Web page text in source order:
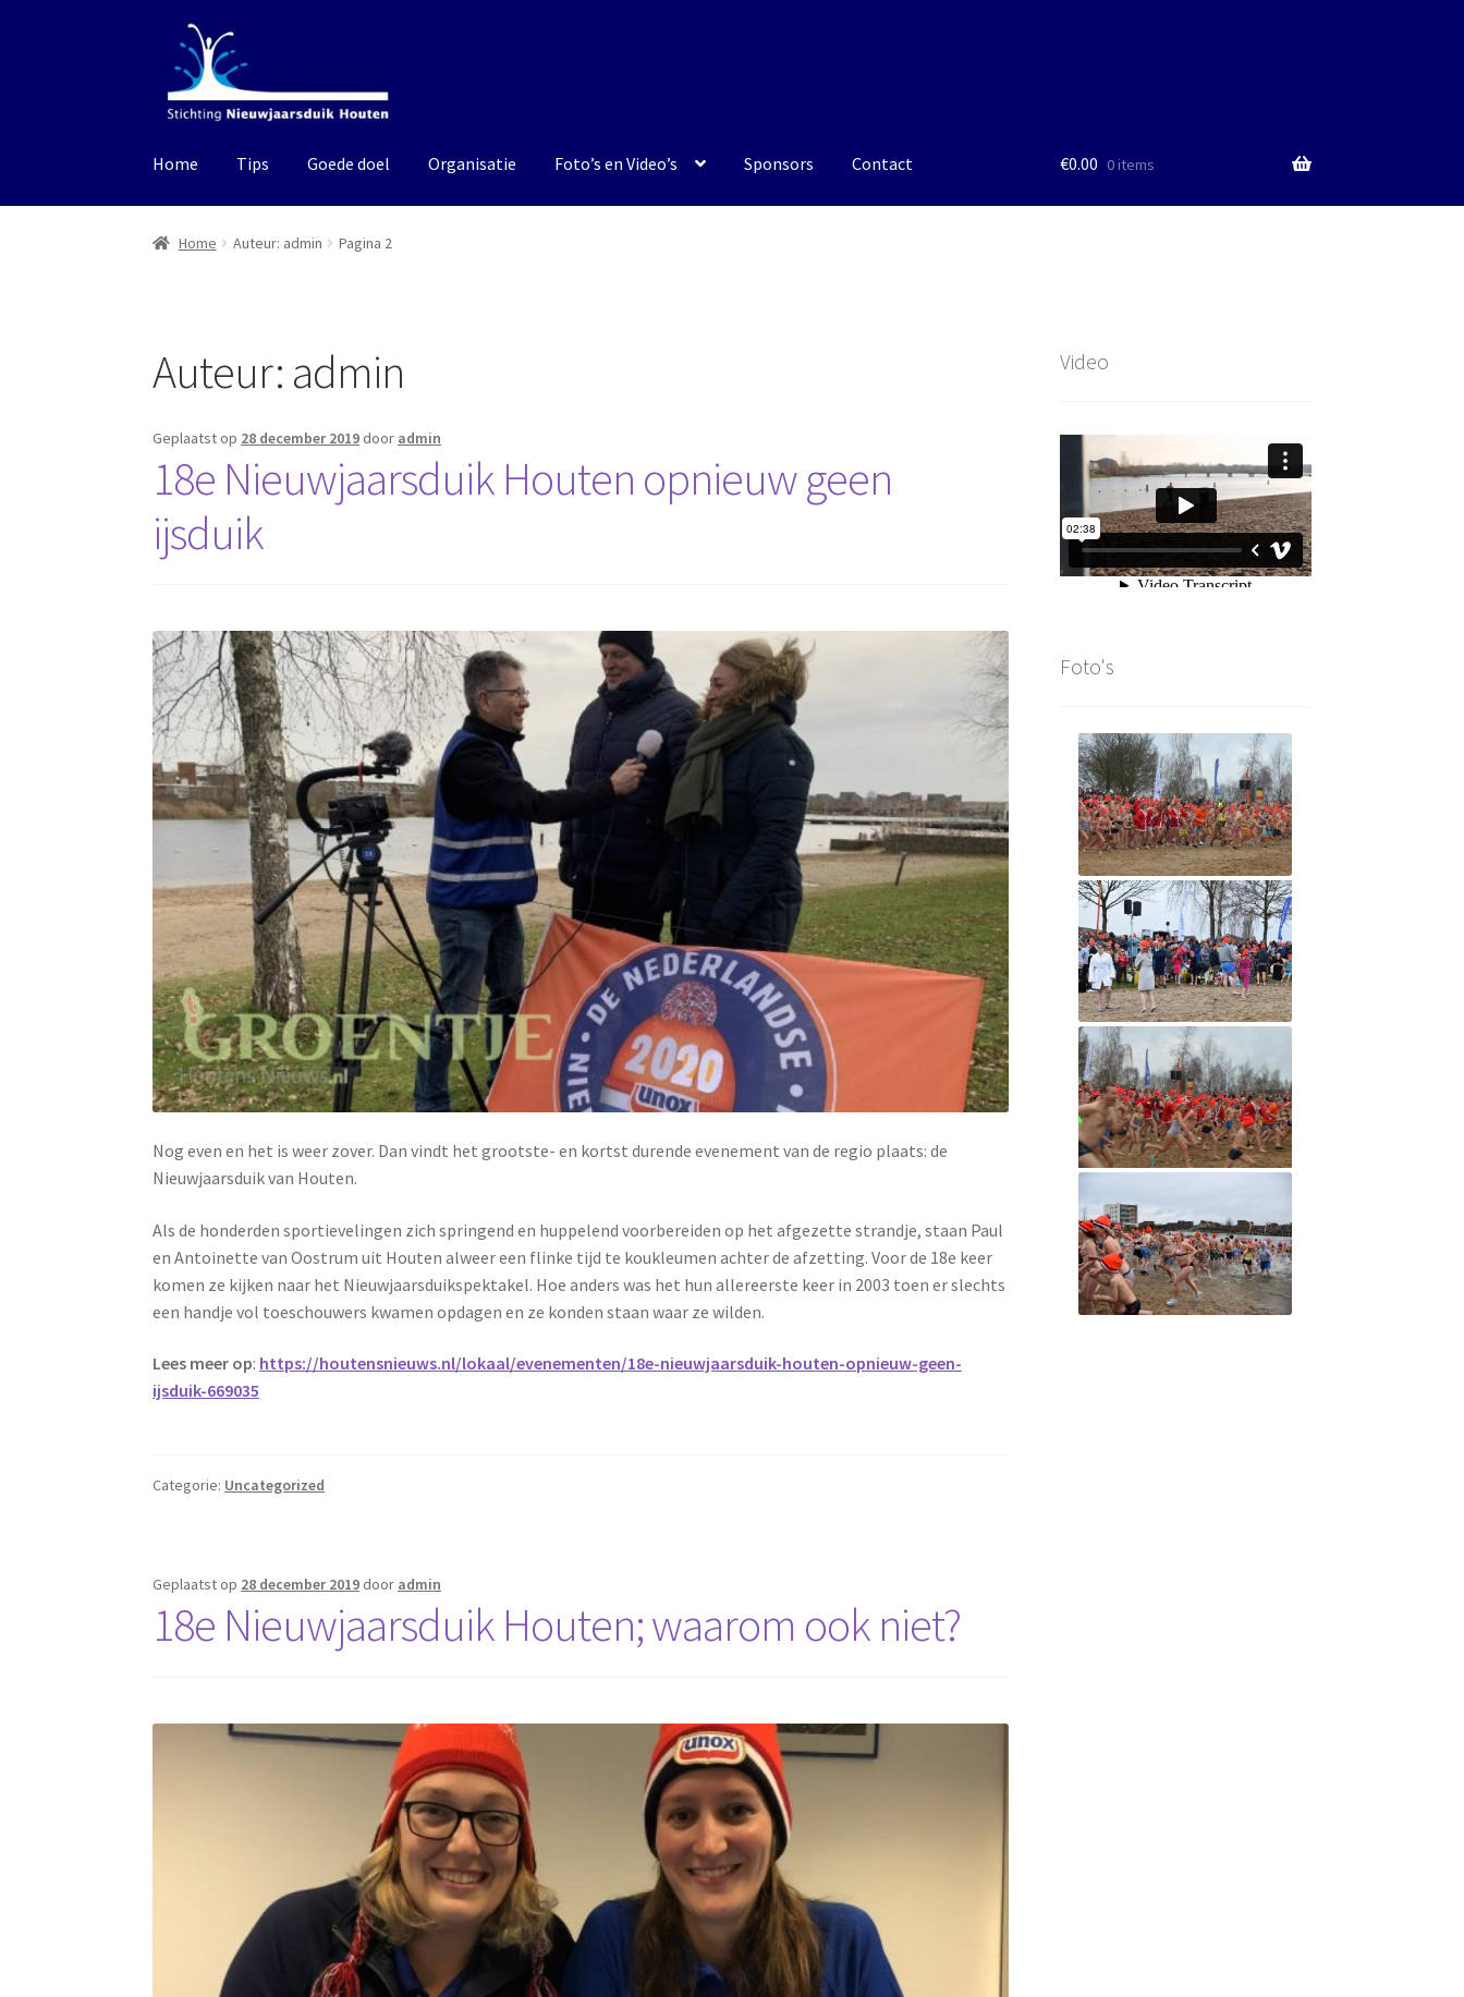
door
naar
navigatie
naar
de
inhoud
Home Tips Goede doel Organisatie Foto’s en Video’s Sponsors Contact €0.00 0 items
Home Auteur: admin Pagina 2
Auteur: admin
Geplaatst op 28 december 2019 door admin
18e Nieuwjaarsduik Houten opnieuw geen
ijsduik
Nog even en het is weer zover. Dan vindt het grootste- en kortst durende evenement van de regio plaats: de
Nieuwjaarsduik van Houten.
Als de honderden sportievelingen zich springend en huppelend voorbereiden op het afgezette strandje, staan Paul
en Antoinette van Oostrum uit Houten alweer een flinke tijd te koukleumen achter de afzetting. Voor de 18e keer
komen ze kijken naar het Nieuwjaarsduikspektakel. Hoe anders was het hun allereerste keer in 2003 toen er slechts
een handje vol toeschouwers kwamen opdagen en ze konden staan waar ze wilden.
Lees meer op: https://houtensnieuws.nl/lokaal/evenementen/18e-nieuwjaarsduik-houten-opnieuw-geen-
ijsduik-669035
Categorie: Uncategorized
Geplaatst op 28 december 2019 door admin
18e Nieuwjaarsduik Houten; waarom ook niet?
Video
Foto's